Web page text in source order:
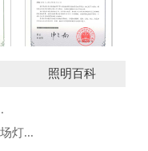
投光灯外观设计
照明百科
灯...